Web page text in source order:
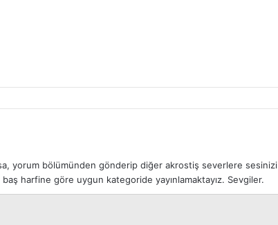
yorum bölümünden gönderip diğer akrostiş severlere sesinizi
harfine göre uygun kategoride yayınlamaktayız. Sevgiler.